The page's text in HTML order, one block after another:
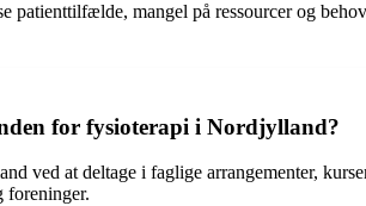
patienttilfælde, mangel på ressourcer og
for fysioterapi i Nordjylland?
ved at deltage i faglige arrangementer,
foreninger.